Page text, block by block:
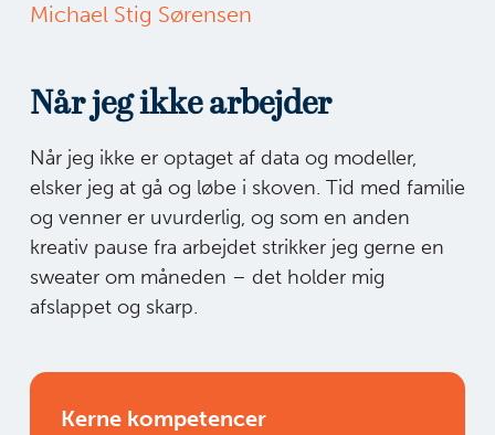
Michael Stig Sørensen
Når jeg ikke arbejder
Når jeg ikke er optaget af data og modeller,
elsker jeg at gå og løbe i skoven. Tid med familie
og venner er uvurderlig, og som en anden
kreativ pause fra arbejdet strikker jeg gerne en
sweater om måneden – det holder mig
afslappet og skarp.
Kerne kompetencer